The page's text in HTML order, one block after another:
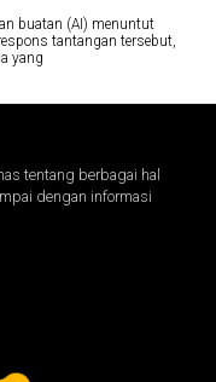
buatan (AI) menuntut
tantangan tersebut,
yang
tentang berbagai hal
dengan informasi